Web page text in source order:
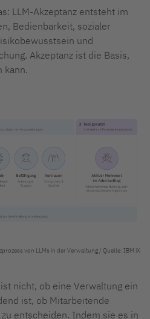
LLM-Akzeptanz entsteht im
Bedienbarkeit, sozialer
und
Akzeptanz ist die Basis,
kann.
von LLMs in der Verwaltung / Quelle: IBM iX
nicht, ob eine Verwaltung ein
ist, ob Mitarbeitende
entscheiden. Indem sie es in